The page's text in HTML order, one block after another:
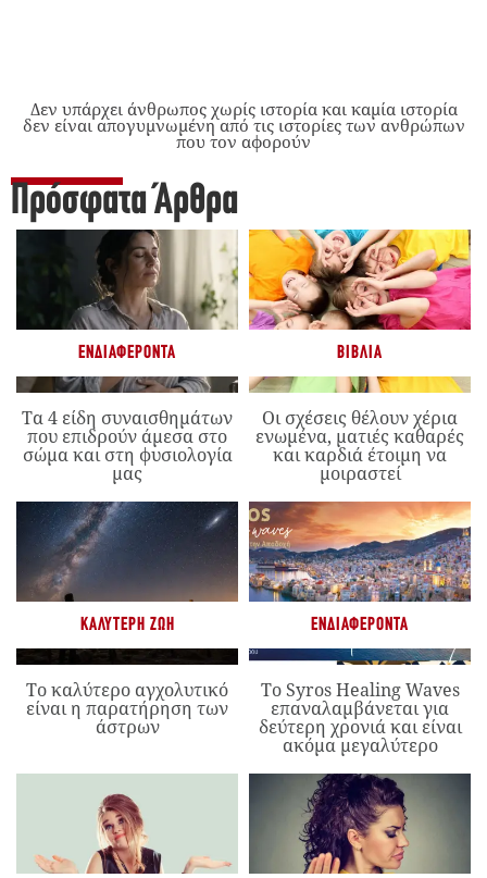
Δεν υπάρχει άνθρωπος χωρίς ιστορία και καμία ιστορία
δεν είναι απογυμνωμένη από τις ιστορίες των ανθρώπων
που τον αφορούν
Πρόσφατα Άρθρα
ΕΝΔΙΑΦΈΡΟΝΤΑ
Τα 4 είδη συναισθημάτων
που επιδρούν άμεσα στο
σώμα και στη φυσιολογία
μας
ΒΙΒΛΊΑ
Οι σχέσεις θέλουν χέρια
ενωμένα, ματιές καθαρές
και καρδιά έτοιμη να
μοιραστεί
ΚΑΛΎΤΕΡΗ ΖΩΉ
Το καλύτερο αγχολυτικό
είναι η παρατήρηση των
άστρων
ΕΝΔΙΑΦΈΡΟΝΤΑ
Το Syros Healing Waves
επαναλαμβάνεται για
δεύτερη χρονιά και είναι
ακόμα μεγαλύτερο